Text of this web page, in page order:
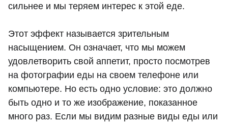
сильнее и мы теряем интерес к этой еде.
Этот эффект называется зрительным
насыщением. Он означает, что мы можем
удовлетворить свой аппетит, просто посмотрев
на фотографии еды на своем телефоне или
компьютере. Но есть одно условие: это должно
быть одно и то же изображение, показанное
много раз. Если мы видим разные виды еды или